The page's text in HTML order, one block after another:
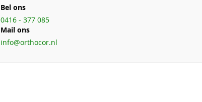
Bel ons
0416 - 377 085
Mail ons
info@orthocor.nl